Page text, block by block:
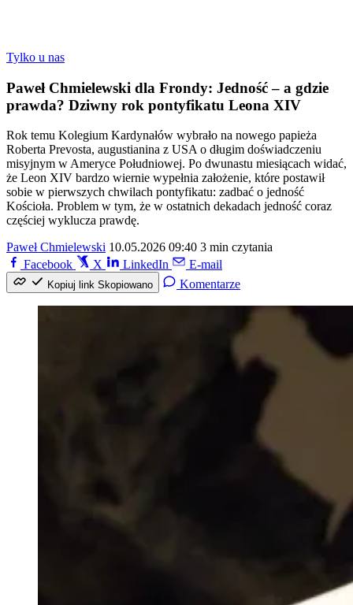
Tylko u nas
Paweł Chmielewski dla Frondy: Jedność – a gdzie
prawda? Dziwny rok pontyfikatu Leona XIV
Rok temu Kolegium Kardynałów wybrało na nowego papieża
Roberta Prevosta, augustianina z USA o długim doświadczeniu
misyjnym w Ameryce Południowej. Po dwunastu miesiącach widać,
że Leon XIV bardzo wiernie wypełnia założenie, które postawił
sobie w pierwszych chwilach pontyfikatu: zadbać o jedność
Kościoła. Problem w tym, że w ostatnich dekadach jedność coraz
częściej wyklucza prawdę.
Paweł Chmielewski 10.05.2026 09:40 3 min czytania
Facebook
X LinkedIn E-mail
Kopiuj link Skopiowano Komentarze